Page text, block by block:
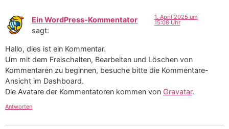
Ein WordPress-Kommentator
sagt:
1. April 2025 um
15:08 Uhr
Hallo, dies ist ein Kommentar.
Um mit dem Freischalten, Bearbeiten und Löschen von
Kommentaren zu beginnen, besuche bitte die Kommentare-
Ansicht im Dashboard.
Die Avatare der Kommentatoren kommen von Gravatar.
Antworten